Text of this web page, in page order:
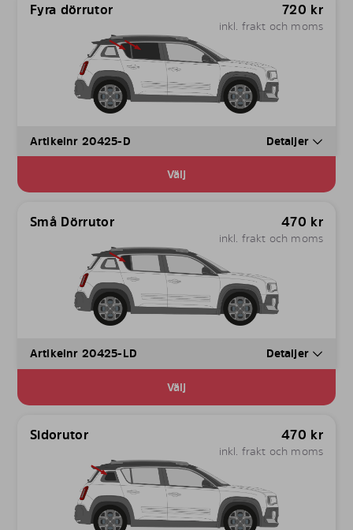
Fyra dörrutor 720 kr
inkl. frakt och moms
Artikelnr 20425-D Detaljer
Välj
Små Dörrutor 470 kr
inkl. frakt och moms
Artikelnr 20425-LD Detaljer
Välj
Sidorutor 470 kr
inkl. frakt och moms